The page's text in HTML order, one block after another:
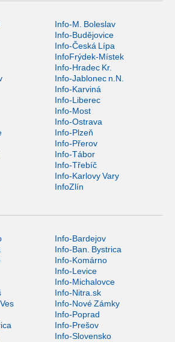
Info-M. Boleslav
Info-Budějovice
Info-Česká Lípa
InfoFrýdek-Místek
Info-Hradec Kr.
Info-Jablonec n.N.
Info-Karviná
Info-Liberec
Info-Most
Info-Ostrava
Info-Plzeň
Info-Přerov
Info-Tábor
Info-Třebíč
Info-Karlovy Vary
InfoZlín
Info-Bardejov
Info-Ban. Bystrica
Info-Komárno
Info-Levice
Info-Michalovce
Info-Nitra.sk
Info-Nové Zámky
Info-Poprad
Info-Prešov
Info-Slovensko